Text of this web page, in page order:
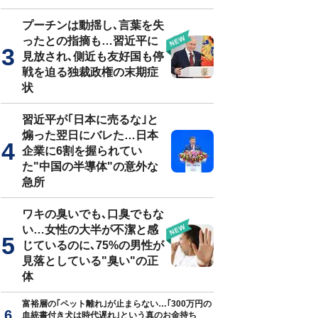
プーチンは動揺し､言葉を失
ったとの指摘も…習近平に
見放され､側近も友好国も停
戦を迫る独裁政権の末期症
状
習近平が｢日本に売るな｣と
煽った翌日にバレた…日本
企業に6割を握られてい
た"中国の半導体"の意外な
急所
ワキの臭いでも､口臭でもな
い…女性の大半が不潔と感
じているのに､75%の男性が
見落としている"臭い"の正
体
富裕層の｢ペット離れ｣が止まらない…｢300万円の
血統書付き犬は時代遅れ｣という真のお金持ち